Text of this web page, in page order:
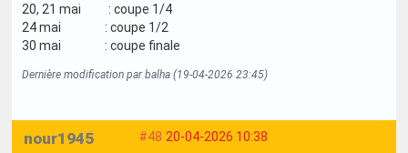
20, 21 mai : coupe 1/4
24 mai : coupe 1/2
30 mai : coupe finale
Dernière modification par balha (19-04-2026 23:45)
#48 20-04-2026 10:38
nour1945